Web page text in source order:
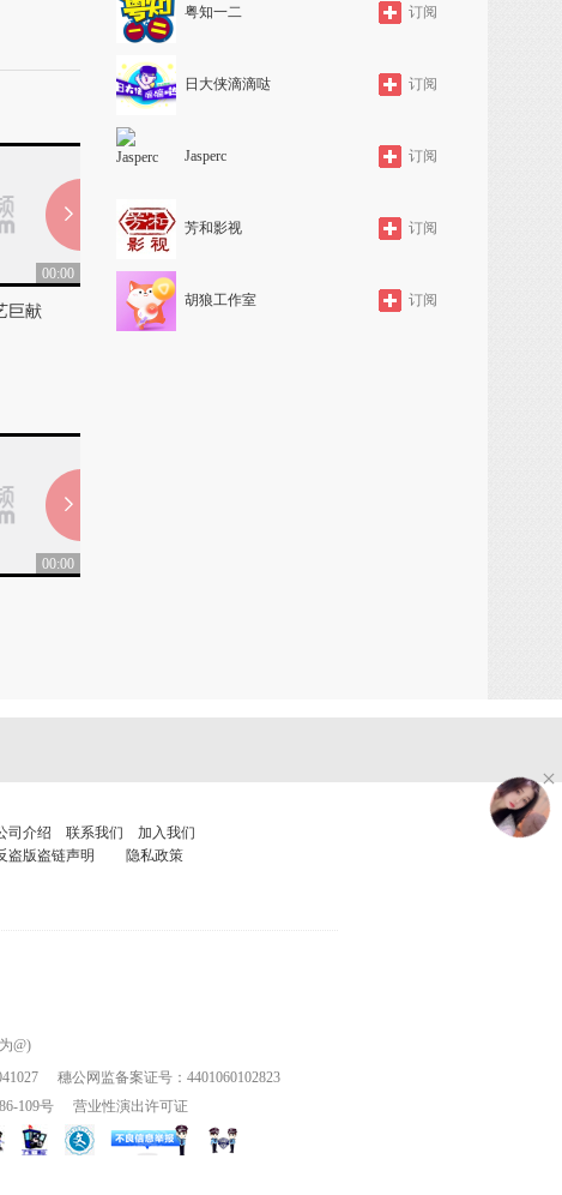
00:00
巨献 漓水、古越，剧场文艺巨献 2 好朋友群19楼歌舞会
00:00
粤知一二 订阅
日大侠滴滴哒 订阅
Jasperc 订阅
芳和影视 订阅
胡狼工作室 订阅
司介绍 联系我们
加入我们
盗版盗链声明
隐私政策
@)
穗公网监备案证号：4401060102823
109号
营业性演出许可证